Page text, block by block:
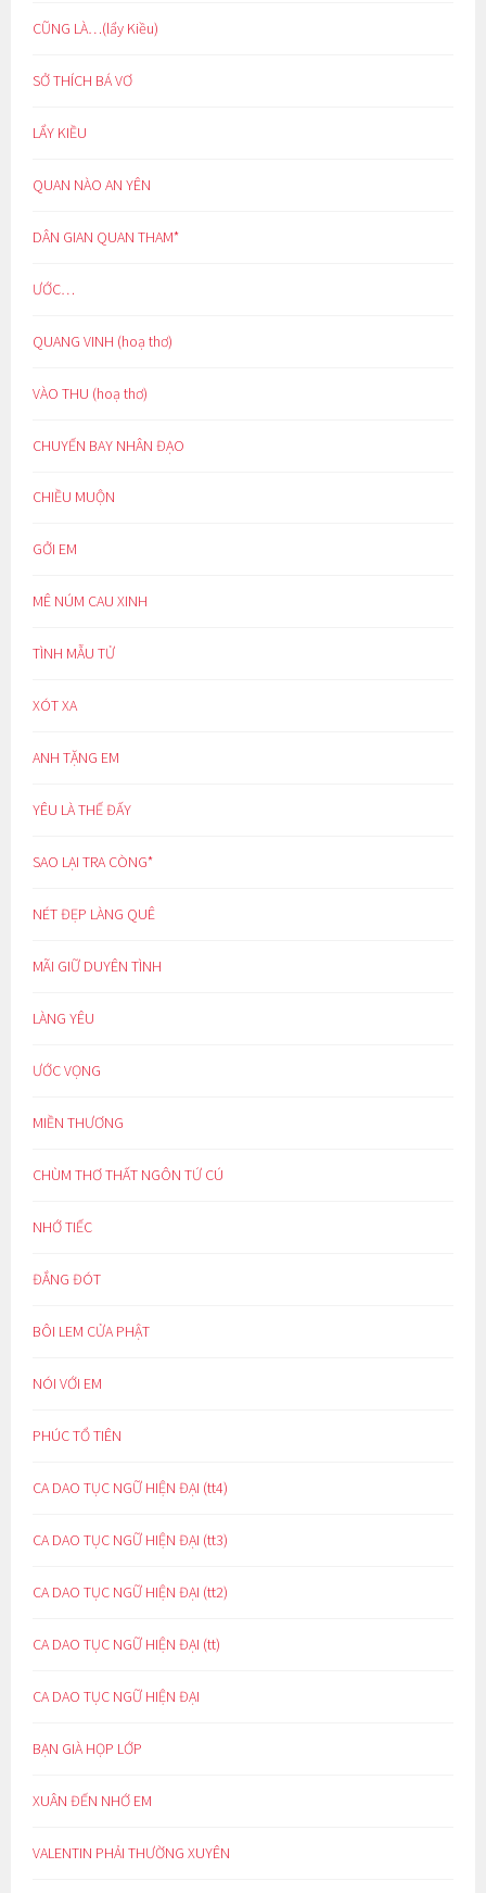
CŨNG LÀ…(lẩy Kiều)
SỞ THÍCH BÁ VƠ
LẨY KIỀU
QUAN NÀO AN YÊN
DÂN GIAN QUAN THAM*
ƯỚC…
QUANG VINH (hoạ thơ)
VÀO THU (hoạ thơ)
CHUYẾN BAY NHÂN ĐẠO
CHIỀU MUỘN
GỞI EM
MÊ NÚM CAU XINH
TÌNH MẪU TỬ
XÓT XA
ANH TẶNG EM
YÊU LÀ THẾ ĐẤY
SAO LẠI TRA CÒNG*
NÉT ĐẸP LÀNG QUÊ
MÃI GIỮ DUYÊN TÌNH
LÀNG YÊU
ƯỚC VỌNG
MIỀN THƯƠNG
CHÙM THƠ THẤT NGÔN TỨ CÚ
NHỚ TIẾC
ĐẮNG ĐÓT
BÔI LEM CỬA PHẬT
NÓI VỚI EM
PHÚC TỔ TIÊN
CA DAO TỤC NGỮ HIỆN ĐẠI (tt4)
CA DAO TỤC NGỮ HIỆN ĐẠI (tt3)
CA DAO TỤC NGỮ HIỆN ĐẠI (tt2)
CA DAO TỤC NGỮ HIỆN ĐẠI (tt)
CA DAO TỤC NGỮ HIỆN ĐẠI
BẠN GIÀ HỌP LỚP
XUÂN ĐẾN NHỚ EM
VALENTIN PHẢI THƯỜNG XUYÊN